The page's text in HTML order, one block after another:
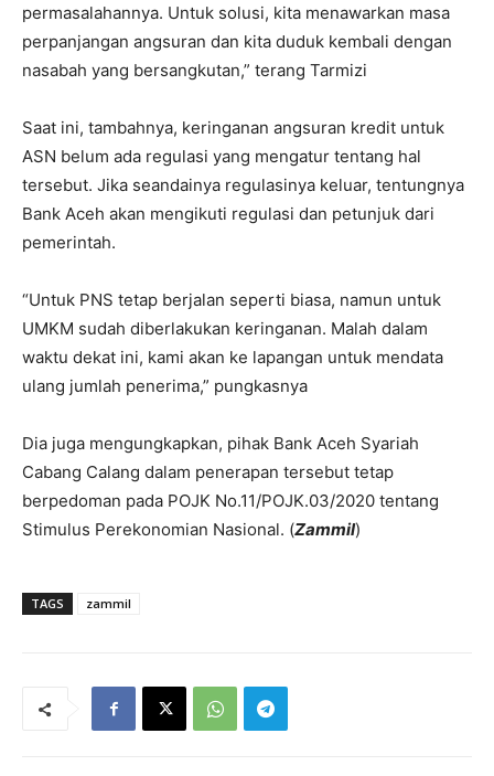
permasalahannya. Untuk solusi, kita menawarkan masa
perpanjangan angsuran dan kita duduk kembali dengan
nasabah yang bersangkutan,” terang Tarmizi
Saat ini, tambahnya, keringanan angsuran kredit untuk
ASN belum ada regulasi yang mengatur tentang hal
tersebut. Jika seandainya regulasinya keluar, tentungnya
Bank Aceh akan mengikuti regulasi dan petunjuk dari
pemerintah.
“Untuk PNS tetap berjalan seperti biasa, namun untuk
UMKM sudah diberlakukan keringanan. Malah dalam
waktu dekat ini, kami akan ke lapangan untuk mendata
ulang jumlah penerima,” pungkasnya
Dia juga mengungkapkan, pihak Bank Aceh Syariah
Cabang Calang dalam penerapan tersebut tetap
berpedoman pada POJK No.11/POJK.03/2020 tentang
Stimulus Perekonomian Nasional. (Zammil)
TAGS zammil